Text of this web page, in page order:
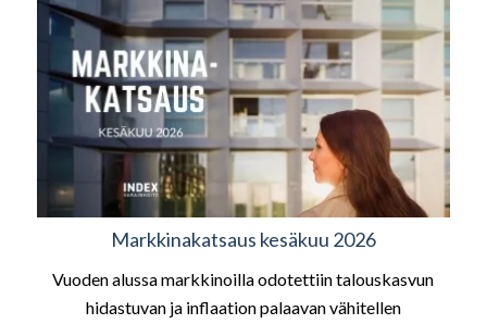
Markkinakatsaus kesäkuu 2026
Vuoden alussa markkinoilla odotettiin talouskasvun
hidastuvan ja inflaation palaavan vähitellen